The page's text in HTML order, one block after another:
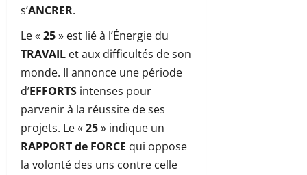
s’ANCRER.
Le «25» est lié à l’Énergie du
TRAVAIL et aux difficultés de son
monde. Il annonce une période
d’EFFORTS intenses pour
parvenir à la réussite de ses
projets. Le «25» indique un
RAPPORT de FORCE qui oppose
la volonté des uns contre celle